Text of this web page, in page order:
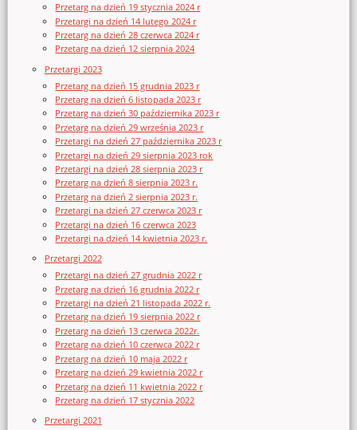
Przetarg na dzień 19 stycznia 2024 r
Przetargi na dzień 14 lutego 2024 r
Przetarg na dzień 28 czerwca 2024 r
Przetarg na dzień 12 sierpnia 2024
Przetargi 2023
Przetarg na dzień 15 grudnia 2023 r
Przetarg na dzień 6 listopada 2023 r
Przetarg na dzień 30 października 2023 r
Przetarg na dzień 29 września 2023 r
Przetargi na dzień 27 października 2023 r
Przetargi na dzień 29 sierpnia 2023 rok
Przetargi na dzień 28 sierpnia 2023 r
Przetarg na dzień 8 sierpnia 2023 r.
Przetarg na dzień 2 sierpnia 2023 r.
Przetargi na dzień 27 czerwca 2023 r
Przetargi na dzień 16 czerwca 2023
Przetargi na dzień 14 kwietnia 2023 r.
Przetargi 2022
Przetargi na dzień 27 grudnia 2022 r
Przetarg na dzień 16 grudnia 2022 r
Przetargi na dzień 21 listopada 2022 r.
Przetarg na dzień 19 sierpnia 2022 r
Przetarg na dzień 13 czerwca 2022r.
Przetarg na dzień 10 czerwca 2022 r
Przetarg na dzień 10 maja 2022 r
Przetarg na dzień 29 kwietnia 2022 r
Przetarg na dzień 11 kwietnia 2022 r
Przetarg na dzień 17 stycznia 2022
Przetargi 2021